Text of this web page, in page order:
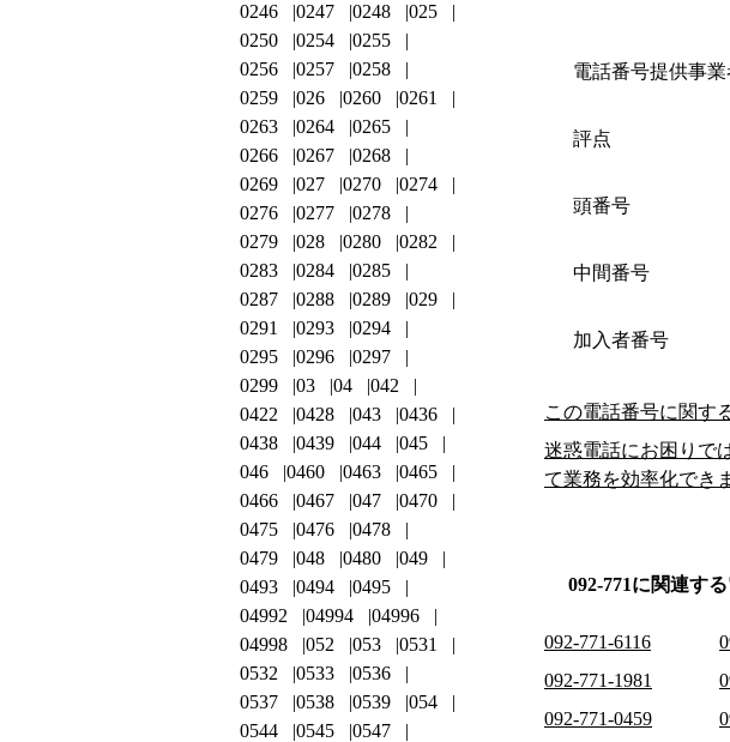
電話番号提供事業
評点
頭番号
中間番号
加入者番号
この電話番号に関す
迷惑電話にお困りで
て業務を効率化でき
092-771に関連す
092-771-6116
092-771-1981
092-771-0459
0246
0247 0248
025
0250
0254
0255
0256
0257
0258
0259
026 0260
0261
0263
0264
0265
0266
0267
0268
0269
027 0270
0274
0276
0277
0278
0279
028 0280
0282
0283
0284
0285
0287
0288 0289
029
0291
0293
0294
0295
0296
0297
0299
03 04
042
0422
0428 043
0436
0438
0439 044
045
046
0460 0463
0465
0466
0467 047
0470
0475
0476
0478
0479
048 0480
049
0493
0494
0495
04992
04994
04996
04998
052 053
0531
0532
0533
0536
0537
0538 0539
054
0544
0545
0547